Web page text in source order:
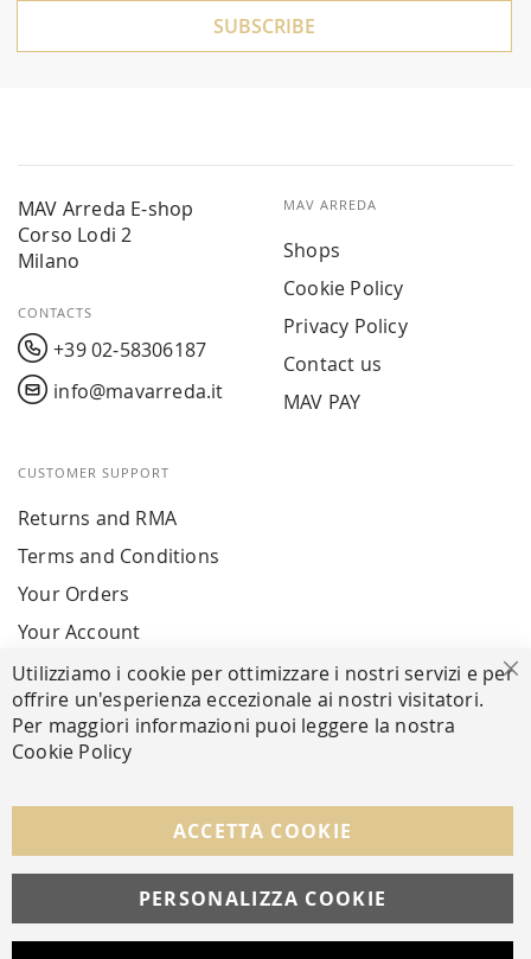
SUBSCRIBE
MAV Arreda E-shop
Corso Lodi 2
Milano
CONTACTS
+39 02-58306187
info@mavarreda.it
MAV ARREDA
Shops
Cookie Policy
Privacy Policy
Contact us
MAV PAY
CUSTOMER SUPPORT
Returns and RMA
Terms and Conditions
Your Orders
Your Account
SECURE PAYMENTS
FOLLOW US ON SOCIAL MEDIA
Utilizziamo i cookie per ottimizzare i nostri servizi e per
offrire un'esperienza eccezionale ai nostri visitatori.
Per maggiori informazioni puoi leggere la nostra
Cookie Policy
ACCETTA COOKIE
PERSONALIZZA COOKIE